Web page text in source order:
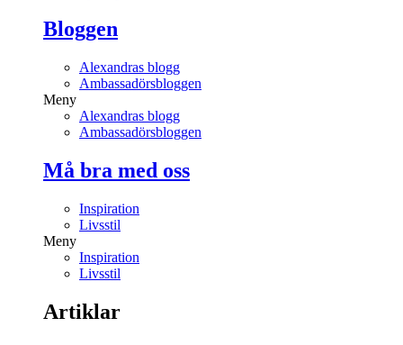
Bloggen
Alexandras blogg
Ambassadörsbloggen
Meny
Alexandras blogg
Ambassadörsbloggen
Må bra med oss
Inspiration
Livsstil
Meny
Inspiration
Livsstil
Artiklar